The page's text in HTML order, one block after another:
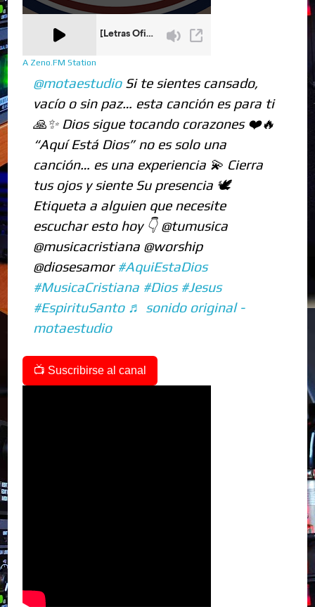
A Zeno.FM Station
@motaestudioSi te sientes cansado,
vacío o sin paz… esta canción es para ti
🙏✨ Dios sigue tocando corazones ❤️🔥
“Aquí Está Dios” no es solo una
canción… es una experiencia 💫 Cierra
tus ojos y siente Su presencia 🕊️
Etiqueta a alguien que necesite
escuchar esto hoy 👇 @tumusica
@musicacristiana @worship
@diosesamor #AquiEstaDios
#MusicaCristiana #Dios #Jesus
#EspirituSanto ♬ sonido original -
motaestudio
📺 Suscribirse al canal